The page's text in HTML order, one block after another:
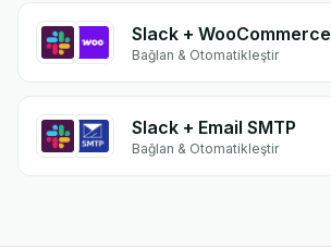
Slack + WooCommerce
Bağlan & Otomatikleştir
Slack + Email SMTP
Bağlan & Otomatikleştir